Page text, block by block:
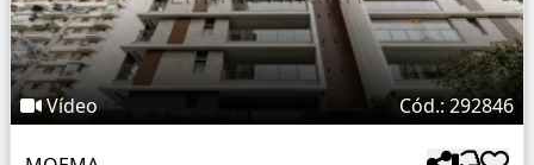
Vídeo Cód.: 292846